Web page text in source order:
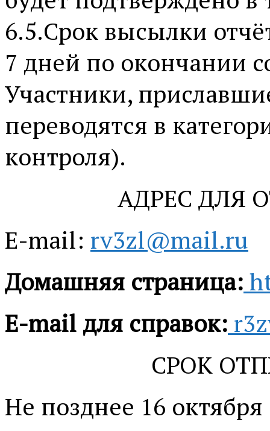
6.5.Срок высылки
7 дней по окончании
Участники,
переводятся в
контроля).
АДРЕС ДЛЯ
E-mail: rv3zl@mail.ru
Домашняя страница:
E-mail для справок:
СРОК
Не позднее 16 октября